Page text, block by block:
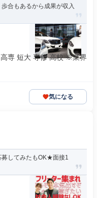
合もあるから成果が収入
専 短大 専修 高校 ※業界
気になる
募してみたもOK★面接1